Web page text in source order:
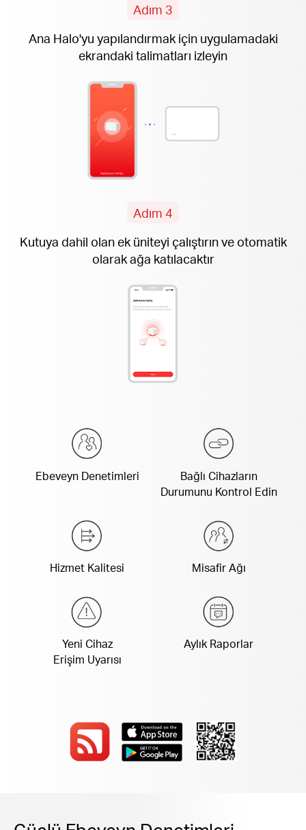
Adım 3
Ana Halo'yu yapılandırmak için uygulamadaki
ekrandaki talimatları izleyin
Adım 4
Kutuya dahil olan eküniteyi çalıştırın ve otomatik
olarak ağa katılacaktır
Ebeveyn Denetimleri
Bağlı Cihazların
Durumunu Kontrol Edin
Hizmet Kalitesi Misafir Ağı
Yeni Cihaz
Erişim Uyarısı
Aylık Raporlar